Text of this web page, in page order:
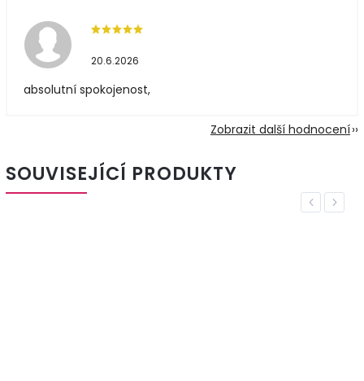
20.6.2026
absolutní spokojenost,
Zobrazit další hodnocení
SOUVISEJÍCÍ PRODUKTY
Previous
Next